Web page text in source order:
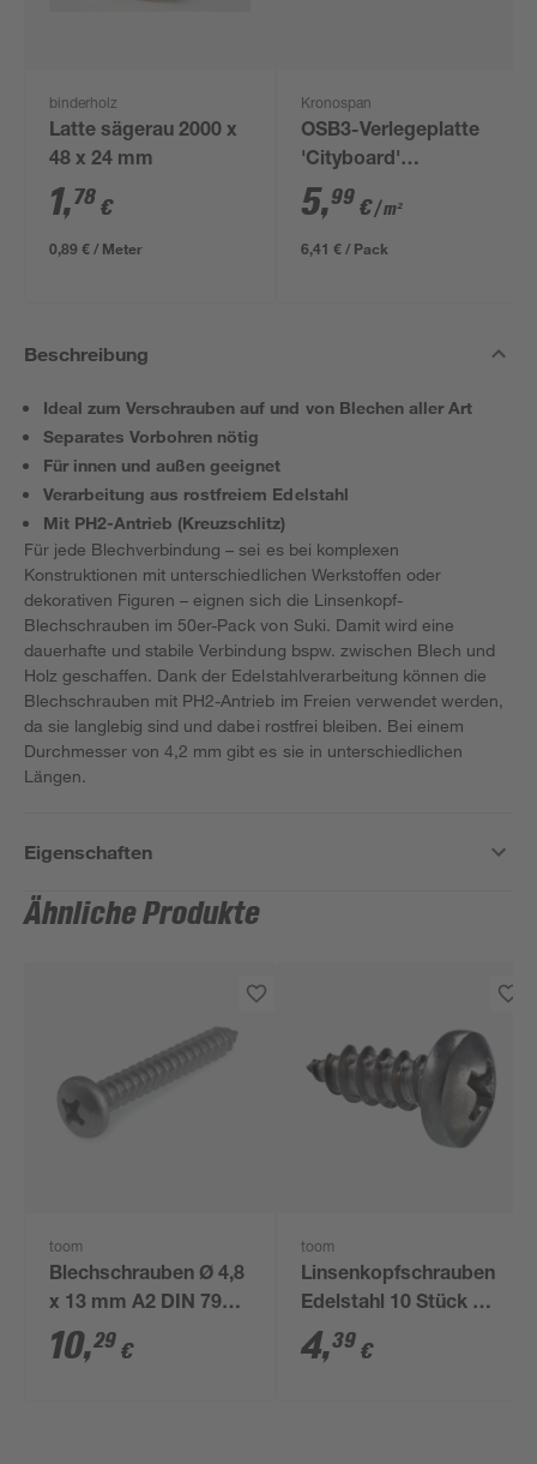
binderholz
Latte sägerau 2000 x
48 x 24 mm
1,78 €
0,89 € / Meter
Kronospan
OSB3-Verlegeplatte
'Cityboard'
ungeschliffen 1690 x
634 x 12 mm
5,99 €/ m²
6,41 € / Pack
Beschreibung
Ideal zum Verschrauben auf und von Blechen aller Art
Separates Vorbohren nötig
Für innen und außen geeignet
Verarbeitung aus rostfreiem Edelstahl
Mit PH2-Antrieb (Kreuzschlitz)
Für jede Blechverbindung – sei es bei komplexen
Konstruktionen mit unterschiedlichen Werkstoffen oder
dekorativen Figuren – eignen sich die Linsenkopf-
Blechschrauben im 50er-Pack von Suki. Damit wird eine
dauerhafte und stabile Verbindung bspw. zwischen Blech und
Holz geschaffen. Dank der Edelstahlverarbeitung können die
Blechschrauben mit PH2-Antrieb im Freien verwendet werden,
da sie langlebig sind und dabei rostfrei bleiben. Bei einem
Durchmesser von 4,2 mm gibt es sie in unterschiedlichen
Längen.
Eigenschaften
Ähnliche Produkte
toom
Blechschrauben Ø 4,8
x 13 mm A2 DIN 7981
50 Stück
10,29 €
toom
Linsenkopfschrauben
Edelstahl 10 Stück Ø
4,8 x 13 mm
4,39 €